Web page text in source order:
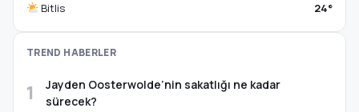
Bitlis
24°
TREND HABERLER
1
Jayden Oosterwolde’nin sakatlığı ne kadar
sürecek?